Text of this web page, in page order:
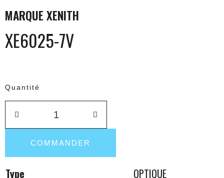
MARQUE XENITH
XE6025-7V
Quantité
COMMANDER
Type
OPTIQUE